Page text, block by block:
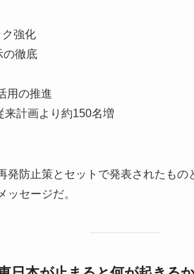
強化
の徹底
用の推進
来計画より約150名増
発防止策とセットで発表されたも
ッセージだ。